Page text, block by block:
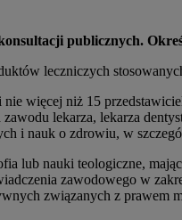
publicznych.
leczniczych
więcej niż 15
lekarza, lekarza
i nauk o zdrowiu, w
lub nauki teologiczne,
zawodowego w
związanych z prawem